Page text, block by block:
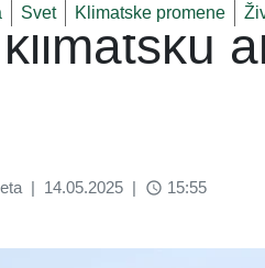
Svet Klimatske promene
| 14.05.2025 | access_time 15:55